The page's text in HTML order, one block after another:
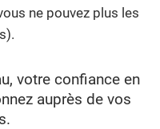
ne pouvez plus les
votre confiance en
auprès de vos